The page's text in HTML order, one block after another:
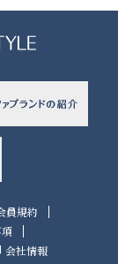
員規約
会社情報